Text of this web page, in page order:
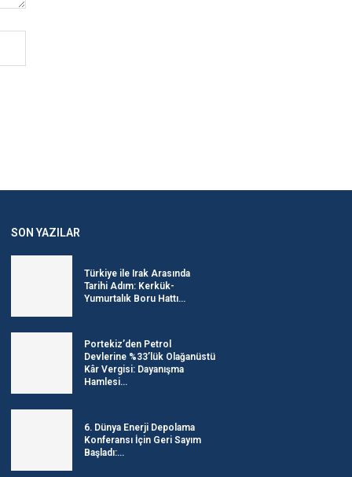
SON YAZILAR
Türkiye ile Irak Arasında
Tarihi Adım: Kerkük-
Yumurtalık Boru Hattı...
Portekiz’den Petrol
Devlerine %33’lük Olağanüstü
Kâr Vergisi: Dayanışma
Hamlesi...
6. Dünya Enerji Depolama
Konferansı İçin Geri Sayım
Başladı:...